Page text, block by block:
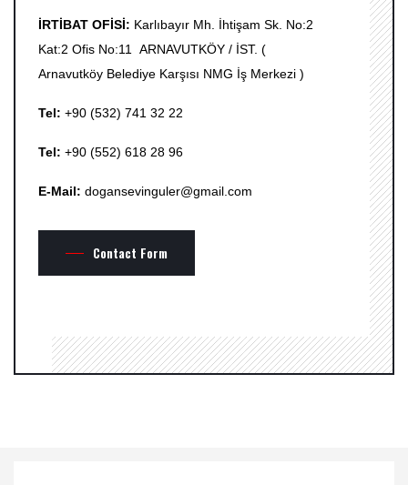
İRTİBAT OFİSİ: Karlıbayır Mh. İhtişam Sk. No:2
Kat:2 Ofis No:11 ARNAVUTKÖY / İST. (
Arnavutköy Belediye Karşısı NMG İş Merkezi )
Tel: +90 (532) 741 32 22
Tel: +90 (552) 618 28 96
E-Mail: dogansevinguler@gmail.com
Contact Form